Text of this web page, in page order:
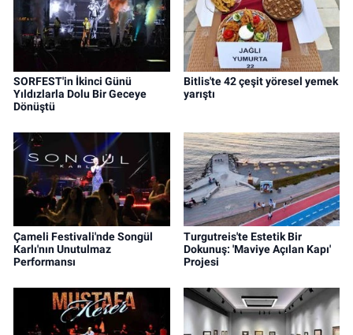
SORFEST'in İkinci Günü
Yıldızlarla Dolu Bir Geceye
Dönüştü
Bitlis'te 42 çeşit yöresel yemek
yarıştı
Çameli Festivali'nde Songül
Karlı'nın Unutulmaz
Performansı
Turgutreis'te Estetik Bir
Dokunuş: 'Maviye Açılan Kapı'
Projesi